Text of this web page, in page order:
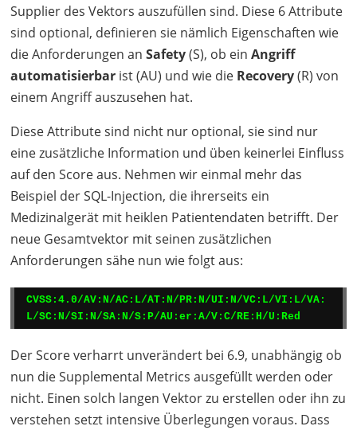
Supplier des Vektors auszufüllen sind. Diese 6 Attribute
sind optional, definieren sie nämlich Eigenschaften wie
die Anforderungen anSafety(S), ob einAngriff
automatisierbar ist (AU) und wie die Recovery(R) von
einem Angriff auszusehen hat.
Diese Attribute sind nicht nur optional, sie sind nur
eine zusätzliche Information und üben keinerlei Einfluss
auf den Score aus. Nehmen wir einmal mehr das
Beispiel derSQL-Injection, die ihrerseits ein
Medizinalgerät mit heiklen Patientendaten betrifft. Der
neue Gesamtvektor mit seinen zusätzlichen
Anforderungen sähe nun wie folgt aus:
CVSS:4.0/AV:N/AC:L/AT:N/PR:N/UI:N/VC:L/VI:L/VA:
L/SC:N/SI:N/SA:N/S:P/AU:er:A/V:C/RE:H/U:Red
Der Score verharrt unverändert bei 6.9, unabhängig ob
nun die Supplemental Metrics ausgefüllt werden oder
nicht. Einen solch langen Vektor zu erstellen oder ihn zu
verstehen setzt intensive Überlegungen voraus. Dass